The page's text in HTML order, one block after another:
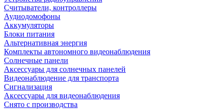
Считыватели, контроллеры
Аудиодомофоны
Аккумуляторы
Блоки питания
Альтернативная энергия
Комплекты автономного видеонаблюдения
Солнечные панели
Аксессуары для солнечных панелей
Видеонаблюдение для транспорта
Сигнализация
Аксессуары для видеонаблюдения
Снято с производства